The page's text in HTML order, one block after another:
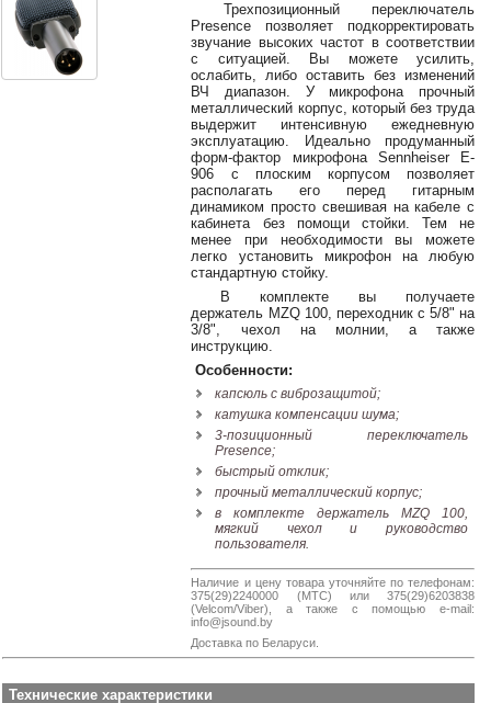
jsoundby
Наши
группы
в
Трехпозиционный переключатель
Presence позволяет подкорректировать
звучание высоких частот в соответствии
с ситуацией. Вы можете усилить,
ослабить, либо оставить без изменений
ВЧ диапазон. У микрофона прочный
металлический корпус, который без труда
выдержит интенсивную ежедневную
эксплуатацию. Идеально продуманный
форм-фактор микрофона Sennheiser E-
906 с плоским корпусом позволяет
располагать его перед гитарным
динамиком просто свешивая на кабеле с
кабинета без помощи стойки. Тем не
менее при необходимости вы можете
легко установить микрофон на любую
стандартную стойку.
В комплекте вы получаете
держатель MZQ 100, переходник с 5/8" на
3/8", чехол на молнии, а также
инструкцию.
Особенности:
капсюль с виброзащитой;
катушка компенсации шума;
3-позиционный переключатель
Presence;
быстрый отклик;
прочный металлический корпус;
в комплекте держатель MZQ 100,
мягкий чехол и руководство
пользователя.
Наличие и цену товара уточняйте по телефонам:
375(29)2240000 (МТС) или 375(29)6203838
(Velcom/Viber), а также с помощью e-mail:
info@jsound.by
Доставка по Беларуси.
Технические характеристики